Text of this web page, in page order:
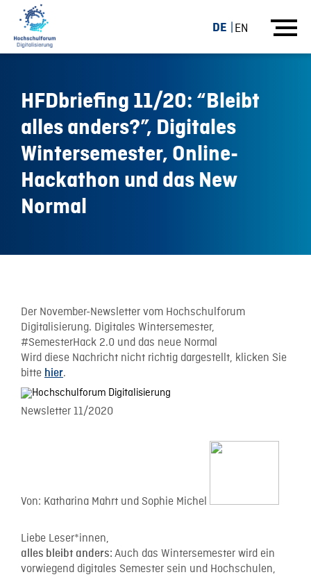
DE EN
HFDbriefing 11/20: “Bleibt
alles anders?”, Digitales
Wintersemester, Online-
Hackathon und das New
Normal
Der November-Newsletter vom Hochschulforum
Digitalisierung. Digitales Wintersemester,
#SemesterHack 2.0 und das neue Normal
Wird diese Nachricht nicht richtig dargestellt, klicken Sie
bitte hier.
Newsletter 11/2020
Von: Katharina Mahrt und Sophie Michel
Liebe Leser*innen,
alles bleibt anders: Auch das Wintersemester wird ein
vorwiegend digitales Semester sein und Hochschulen,